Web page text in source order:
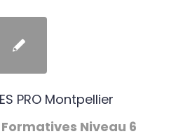
PRO Montpellier
Formatives Niveau 6